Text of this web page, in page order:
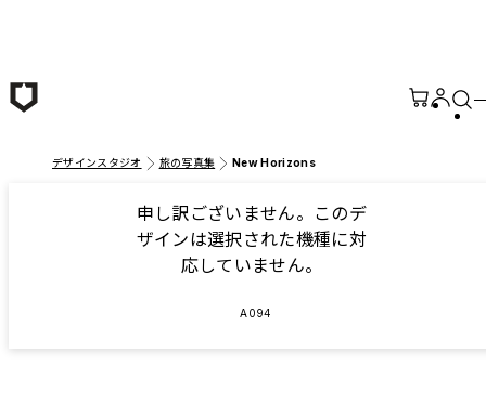
デザインスタジオ 旅の写真集 New Horizons
申し訳ございません。このデ
ザインは選択された機種に対
応していません。
A094